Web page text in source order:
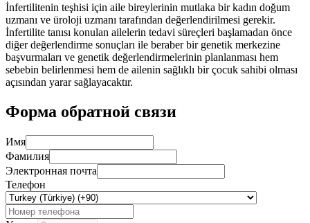
İnfertilitenin teşhisi için aile bireylerinin mutlaka bir kadın doğum
uzmanı ve üroloji uzmanı tarafından değerlendirilmesi gerekir.
İnfertilite tanısı konulan ailelerin tedavi süreçleri başlamadan önce
diğer değerlendirme sonuçları ile beraber bir genetik merkezine
başvurmaları ve genetik değerlendirmelerinin planlanması hem
sebebin belirlenmesi hem de ailenin sağlıklı bir çocuk sahibi olması
açısından yarar sağlayacaktır.
Форма обратной связи
Имя
Фамилия
Электронная почта
Телефон